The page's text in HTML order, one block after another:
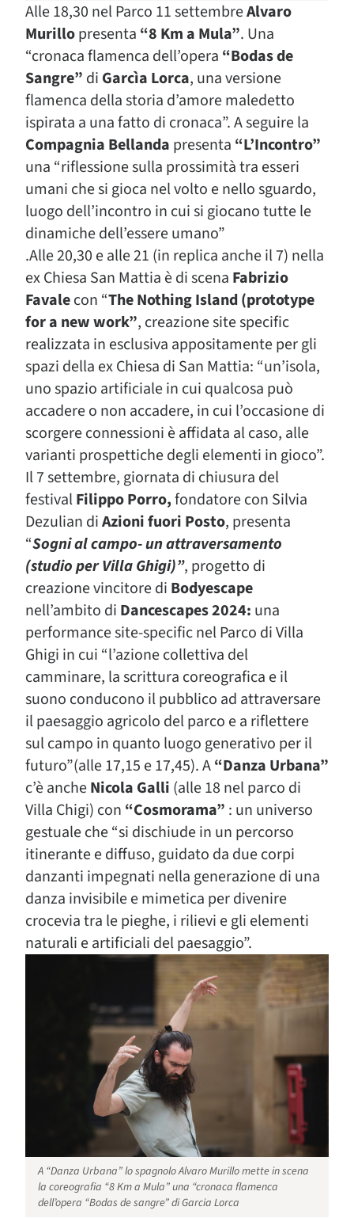
Alle 18,30 nel Parco 11 settembreAlvaro
Murillopresenta “8 Km a Mula”. Una
“cronaca flamenca dell’opera “Bodas de
Sangre” di Garcìa Lorca, una versione
flamenca della storia d’amore maledetto
ispirata a una fatto di cronaca”. A seguire la
Compagnia Bellanda presenta “L’Incontro”
una “riflessione sulla prossimità tra esseri
umani che si gioca nel volto e nello sguardo,
luogo dell’incontro in cui si giocano tutte le
dinamiche dell’essere umano”
.Alle 20,30 e alle 21 (in replica anche il 7) nella
ex Chiesa San Mattia è di scena Fabrizio
Favalecon “The Nothing Island (prototype
for a new work”, creazione site specific
realizzata in esclusiva appositamente per gli
spazi della ex Chiesa di San Mattia: “un’isola,
uno spazio artificialein cui qualcosa può
accadere o non accadere, in cui l’occasione di
scorgere connessioni è affidata al caso, alle
varianti prospettiche degli elementi in gioco”.
Il 7 settembre, giornata di chiusura del
festivalFilippo Porro,fondatore con Silvia
Dezulian diAzioni fuori Posto, presenta
“Sogni al campo- un attraversamento
(studio per Villa Ghigi)”, progetto di
creazione vincitore di Bodyescape
nell’ambito di Dancescapes 2024: una
performance site-specific nel Parco di Villa
Ghigi in cui “l’azione collettiva del
camminare, la scrittura coreografica e il
suono conducono il pubblico ad attraversare
il paesaggio agricolo del parco e a riflettere
sul campo in quanto luogo generativo per il
futuro”(alle 17,15 e 17,45). A“Danza Urbana”
c’è ancheNicola Galli (alle 18 nel parco di
Villa Chigi) con “Cosmorama” : un universo
gestuale che “si dischiude in un percorso
itinerante e diffuso, guidato da due corpi
danzanti impegnati nella generazione di una
danza invisibile e mimetica per divenire
crocevia tra le pieghe, i rilievi e gli elementi
naturali e artificiali del paesaggio”.
A “Danza Urbana” lo spagnolo Alvaro Murillo mette in scena
la coreografia “8 Km a Mula” una “cronaca flamenca
dell’opera “Bodas de sangre” di Garcia Lorca